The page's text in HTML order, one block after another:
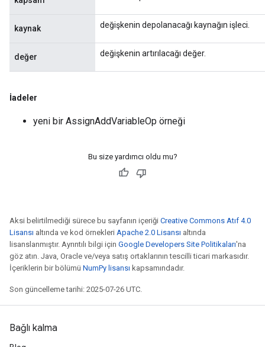
kaynak değişkenin depolanacağı kaynağın işleci.
değer değişkenin artırılacağı değer.
İadeler
yeni bir AssignAddVariableOp örneği
Bu size yardımcı oldu mu?
Aksi belirtilmediği sürece bu sayfanın içeriği Creative Commons Atıf 4.0
Lisansı altında ve kod örnekleri Apache 2.0 Lisansı altında
lisanslanmıştır. Ayrıntılı bilgi için Google Developers Site Politikaları'na
göz atın. Java, Oracle ve/veya satış ortaklarının tescilli ticari markasıdır.
İçeriklerin bir bölümü NumPy lisansı kapsamındadır.
Son güncelleme tarihi: 2025-07-26 UTC.
Bağlı kalma